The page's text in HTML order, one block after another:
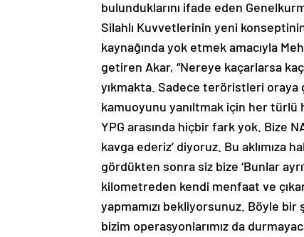
bulunduklarını ifade eden
Silahlı Kuvvetlerinin yeni
kaynağında yok etmek amacıyla
getiren Akar, “Nereye kaçarlarsa
yıkmakta. Sadece teröristleri oraya
kamuoyunu yanıltmak için her türlü
YPG arasında hiçbir fark yok. Bize
kavga ederiz’ diyoruz. Bu aklımıza
gördükten sonra siz bize ‘Bunlar
kilometreden kendi menfaat ve
yapmamızı bekliyorsunuz. Böyle
bizim operasyonlarımız da